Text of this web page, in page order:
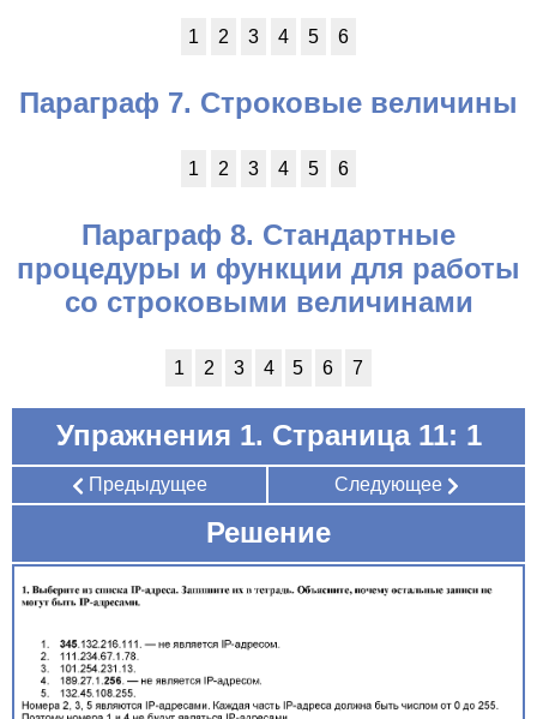
1 2 3 4 5 6
Параграф 7. Строковые величины
1 2 3 4 5 6
Параграф 8. Стандартные
процедуры и функции для работы
со строковыми величинами
1 2 3 4 5 6 7
Упражнения 1. Страница 11: 1
Предыдущее Следующее
Решение